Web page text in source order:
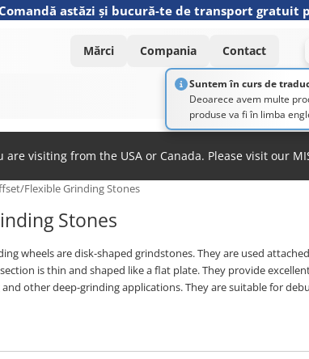
Comandă astăzi și bucură-te de transport gratuit
Mărci Compania Contact
Suntem în curs de
Deoarece avem multe
produse va fi în limba
are visiting from the USA or Canada. Please visit our
Flexible Grinding Stones
Stones
wheels are disk-shaped grindstones. They are used
is thin and shaped like a flat plate. They provide
other deep-grinding applications. They are suitable for
are thinner and more flexible than depressed center